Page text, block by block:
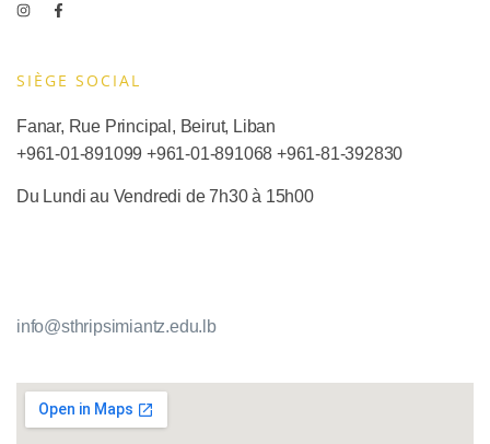
SIÈGE SOCIAL​
Fanar, Rue Principal, Beirut, Liban
+961-01-891099 +961-01-891068+961-81-392830
Du Lundi au Vendredi de 7h30 à 15h00
info@sthripsimiantz.edu.lb